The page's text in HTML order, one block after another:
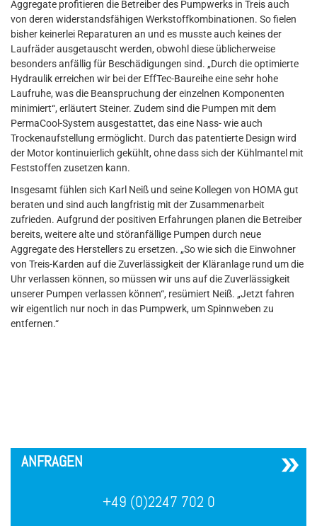
Aggregate profitieren die Betreiber des Pumpwerks in Treis auch
von deren widerstandsfähigen Werkstoffkombinationen. So fielen
bisher keinerlei Reparaturen an und es musste auch keines der
Laufräder ausgetauscht werden, obwohl diese üblicherweise
besonders anfällig für Beschädigungen sind. „Durch die optimierte
Hydraulik erreichen wir bei der EffTec-Baureihe eine sehr hohe
Laufruhe, was die Beanspruchung der einzelnen Komponenten
minimiert“, erläutert Steiner. Zudem sind die Pumpen mit dem
PermaCool-System ausgestattet, das eine Nass- wie auch
Trockenaufstellung ermöglicht. Durch das patentierte Design wird
der Motor kontinuierlich gekühlt, ohne dass sich der Kühlmantel mit
Feststoffen zusetzen kann.
Insgesamt fühlen sich Karl Neiß und seine Kollegen von HOMA gut
beraten und sind auch langfristig mit der Zusammenarbeit
zufrieden. Aufgrund der positiven Erfahrungen planen die Betreiber
bereits, weitere alte und störanfällige Pumpen durch neue
Aggregate des Herstellers zu ersetzen. „So wie sich die Einwohner
von Treis-Karden auf die Zuverlässigkeit der Kläranlage rund um die
Uhr verlassen können, so müssen wir uns auf die Zuverlässigkeit
unserer Pumpen verlassen können“, resümiert Neiß. „Jetzt fahren
wir eigentlich nur noch in das Pumpwerk, um Spinnweben zu
entfernen.“
ANFRAGEN
+49 (0)2247 702 0